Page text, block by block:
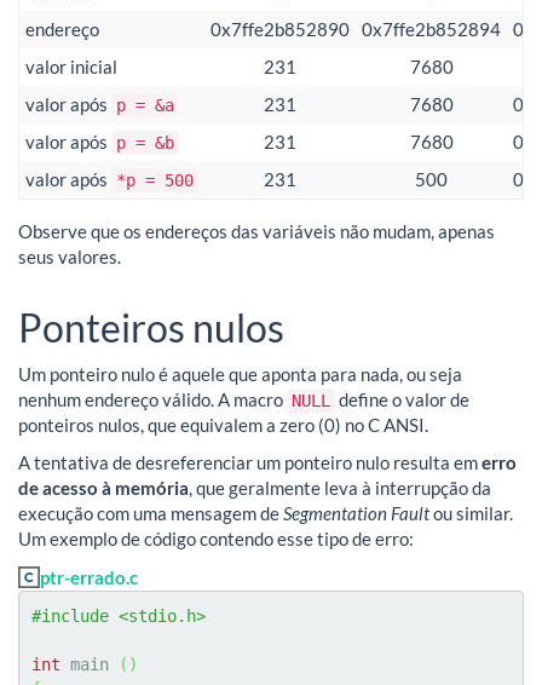
endereço
0x7ffe2b852890 0x7ffe2b852894
valor inicial
231
7680
valor após p = &a 231 7680
valor após p = &b 231 7680
valor após *p = 500 231 500
Observe que os endereços das variáveis não mudam, apenas
seus valores.
Ponteiros nulos
Um ponteiro nulo é aquele que aponta para nada, ou seja
nenhum endereço válido. A macro NULL
define o valor de
ponteiros nulos, que equivalem a zero (0) no C ANSI.
A tentativa de desreferenciar um ponteiro nulo resulta emerro
de acesso à memória, que geralmente leva à interrupção da
execução com uma mensagem deSegmentation Faultou similar.
Um exemplo de código contendo esse tipo de erro:
ptr-errado.c
#include <stdio.h>
int main ( )